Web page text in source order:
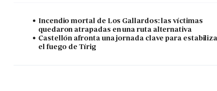
Incendio mortal de Los Gallardos: las víctimas
quedaron atrapadas en una ruta alternativa
Castellón afronta una jornada clave para
el fuego de Tírig